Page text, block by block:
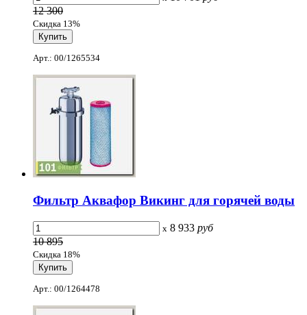
12 300
Скидка 13%
Арт.: 00/1265534
Фильтр Аквафор Викинг для горячей воды
x 8 933 руб
10 895
Скидка 18%
Арт.: 00/1264478